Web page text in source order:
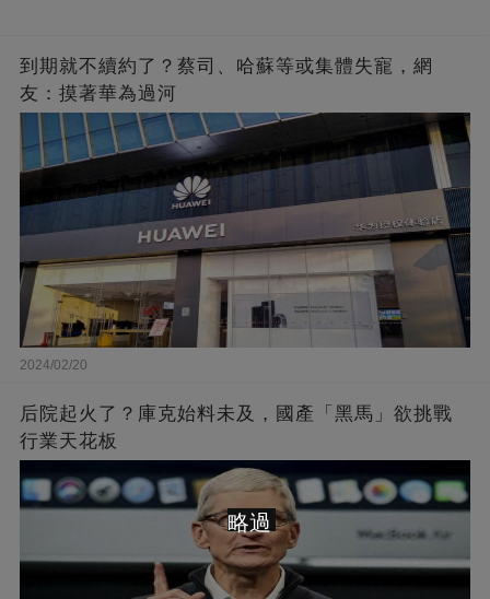
到期就不續約了？蔡司、哈蘇等或集體失寵，網
友：摸著華為過河
2024/02/20
后院起火了？庫克始料未及，國產「黑馬」欲挑戰
行業天花板
略過